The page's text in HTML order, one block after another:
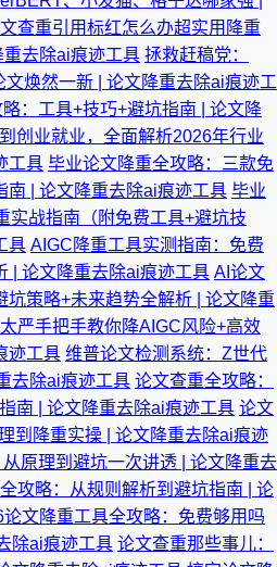
查重引用标红怎么办超实用降重
去除ai痕迹工具 拯救赶稿党：
焕然一新 | 论文降重去除ai痕迹工
：工具+技巧+避坑指南 | 论文降
创业就业，全面解析2026年行业
工具 毕业论文降重全攻略：三款免
南 | 论文降重去除ai痕迹工具 毕业
实战指南（附免费工具+避坑技
具 AIGC降重工具实测指南：免费
| 论文降重去除ai痕迹工具 AI论文
坑策略+未来趋势全解析 | 论文降重
严手把手教你降AIGC风险+高效
迹工具 维普论文检测系统：Z世代
去除ai痕迹工具 论文查重全攻略：
南 | 论文降重去除ai痕迹工具 论文
到降重实操 | 论文降重去除ai痕迹
原理到避坑一次讲透 | 论文降重去
攻略：从规则解析到避坑指南 | 论
论文降重工具全攻略：免费够用吗
除ai痕迹工具 论文查重那些事儿：